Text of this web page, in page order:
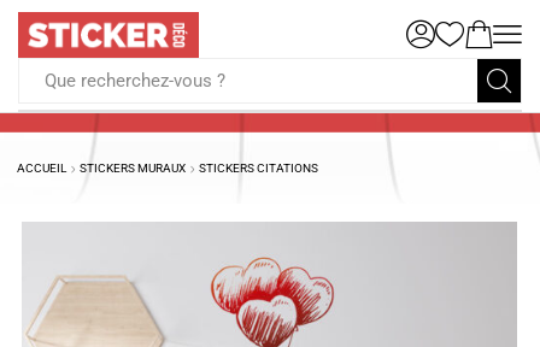
Que recherchez-vous ?
ACCUEIL STICKERS MURAUX STICKERS CITATIONS